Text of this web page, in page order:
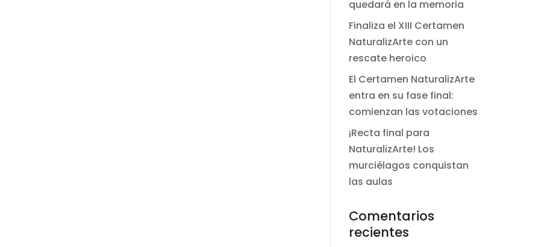
quedará en la memoria
Finaliza el XIII Certamen
NaturalizArte con un
rescate heroico
El Certamen NaturalizArte
entra en su fase final:
comienzan las votaciones
¡Recta final para
NaturalizArte! Los
murciélagos conquistan
las aulas
Comentarios
recientes